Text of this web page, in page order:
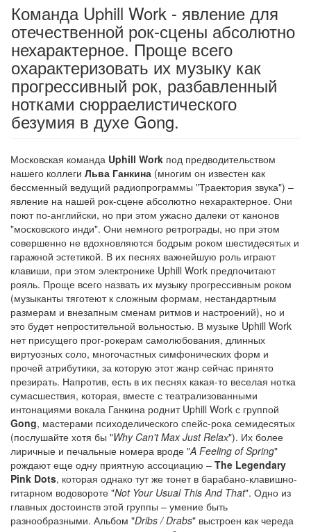
Команда Uphill Work - явление для
отечественной рок-сцены абсолютно
нехарактерное. Проще всего
охарактеризовать их музыку как
прогрессивный рок, разбавленный
нотками сюрраелистического
безумия в духе Gong.
Московская команда Uphill Work под предводительством
нашего коллеги Льва Ганкина (многим он известен как
бессменный ведущий радиопрограммы "Траектория звука") –
явление на нашей рок-сцене абсолютно нехарактерное. Они
поют по-английски, но при этом ужасно далеки от канонов
"московского инди". Они немного ретрограды, но при этом
совершенно не вдохновляются бодрым роком шестидесятых и
гаражной эстетикой. В их песнях важнейшую роль играют
клавиши, при этом электронике Uphill Work предпочитают
рояль. Проще всего назвать их музыку прогрессивным роком
(музыканты тяготеют к сложным формам, нестандартным
размерам и внезапным сменам ритмов и настроений), но и
это будет непростительной вольностью. В музыке Uphill Work
нет присущего прог-рокерам самолюбования, длинных
виртуозных соло, многочастных симфонических форм и
прочей атрибутики, за которую этот жанр сейчас принято
презирать. Напротив, есть в их песнях какая-то веселая нотка
сумасшествия, которая, вместе с театрализованными
интонациями вокала Ганкина роднит Uphill Work с группой
Gong, мастерами психоделического спейс-рока семидесятых
(послушайте хотя бы "Why Can't Max Just Relaх"). Их более
лиричные и печальные номера вроде "A Feeling of Spring"
рождают еще одну приятную ассоциацию – The Legendary
Pink Dots, которая однако тут же тонет в барабано-клавишно-
гитарном водовороте "Not Your Usual This And That". Одно из
главных достоинств этой группы – умение быть
разнообразными. Альбом "Dribs / Drabs" выстроен как череда